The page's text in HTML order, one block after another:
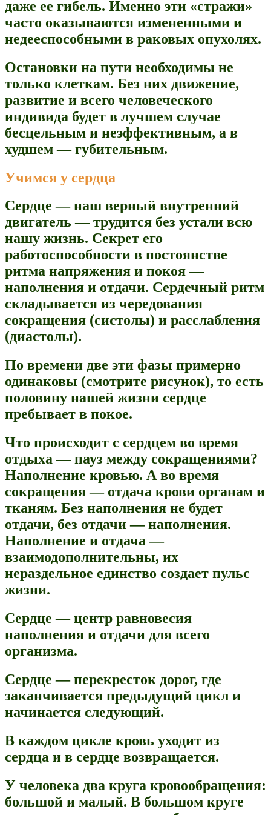
даже ее гибель. Именно эти «стражи»
часто оказываются измененными и
недееспособными в раковых опухолях.
Остановки на пути необходимы не
только клеткам. Без них движение,
развитие и всего человеческого
индивида будет в лучшем случае
бесцельным и неэффективным, а в
худшем — губительным.
Учимся у сердца
Сердце — наш верный внутренний
двигатель — трудится без устали всю
нашу жизнь. Секрет его
работоспособности в постоянстве
ритма напряжения и покоя —
наполнения и отдачи. Сердечный ритм
складывается из чередования
сокращения (систолы) и расслабления
(диастолы).
По времени две эти фазы примерно
одинаковы (смотрите рисунок), то есть
половину нашей жизни сердце
пребывает в покое.
Что происходит с сердцем во время
отдыха — пауз между сокращениями?
Наполнение кровью. А во время
сокращения — отдача крови органам и
тканям. Без наполнения не будет
отдачи, без отдачи — наполнения.
Наполнение и отдача —
взаимодополнительны, их
нераздельное единство создает пульс
жизни.
Сердце — центр равновесия
наполнения и отдачи для всего
организма.
Сердце — перекресток дорог, где
заканчивается предыдущий цикл и
начинается следующий.
В каждом цикле кровь уходит из
сердца и в сердце возвращается.
У человека два круга кровообращения:
большой и малый. В большом круге